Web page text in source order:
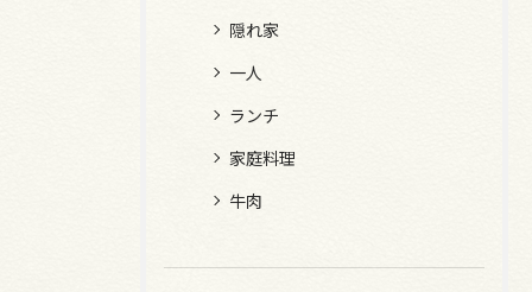
隠れ家
一人
ランチ
家庭料理
牛肉